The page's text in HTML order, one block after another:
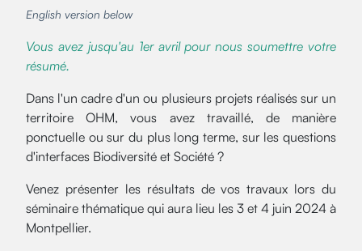
English version below
Vous avez jusqu'au 1er avril pour nous soumettre votre
résumé.
Dans l'un cadre d'un ou plusieurs projets réalisés sur un
territoire OHM, vous avez travaillé, de manière
ponctuelle ou sur du plus long terme, sur les questions
d'interfaces Biodiversité et Société ?
Venez présenter les résultats de vos travaux lors du
séminaire thématique qui aura lieu les 3 et 4 juin 2024 à
Montpellier.